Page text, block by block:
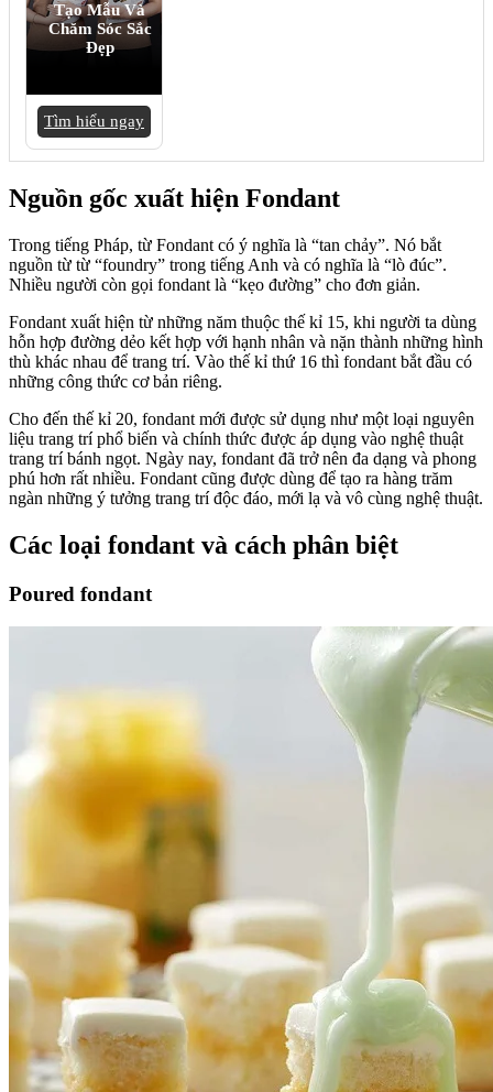
Tạo Mẫu Và
Chăm Sóc Sắc
Đẹp
Tìm hiểu ngay
Nguồn gốc xuất hiện Fondant
Trong tiếng Pháp, từ Fondant có ý nghĩa là “tan chảy”. Nó bắt
nguồn từ từ “foundry” trong tiếng Anh và có nghĩa là “lò đúc”.
Nhiều người còn gọi fondant là “kẹo đường” cho đơn giản.
Fondant xuất hiện từ những năm thuộc thế kỉ 15, khi người ta dùng
hỗn hợp đường dẻo kết hợp với hạnh nhân và nặn thành những hình
thù khác nhau để trang trí. Vào thế kỉ thứ 16 thì fondant bắt đầu có
những công thức cơ bản riêng.
Cho đến thế kỉ 20, fondant mới được sử dụng như một loại nguyên
liệu trang trí phổ biến và chính thức được áp dụng vào nghệ thuật
trang trí bánh ngọt. Ngày nay, fondant đã trở nên đa dạng và phong
phú hơn rất nhiều. Fondant cũng được dùng để tạo ra hàng trăm
ngàn những ý tưởng trang trí độc đáo, mới lạ và vô cùng nghệ thuật.
Các loại fondant và cách phân biệt
Poured fondant